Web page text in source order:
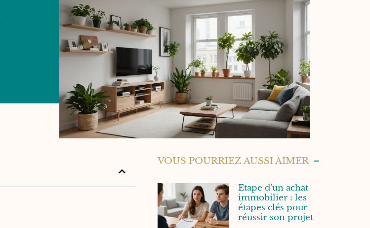
VOUS POURRIEZ AUSSI AIMER
Etape d’un achat
immobilier : les
étapes clés pour
réussir son projet